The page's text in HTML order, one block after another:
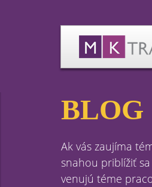
BLOG
Ak vás zaujíma
snahou priblížiť
venujú téme